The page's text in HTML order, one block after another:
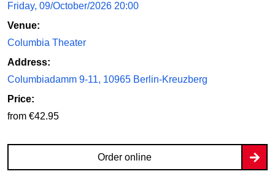
Friday, 09/October/2026 20:00
Venue:
Columbia Theater
Address:
Columbiadamm 9-11, 10965 Berlin-Kreuzberg
Price:
from €42.95
Order online